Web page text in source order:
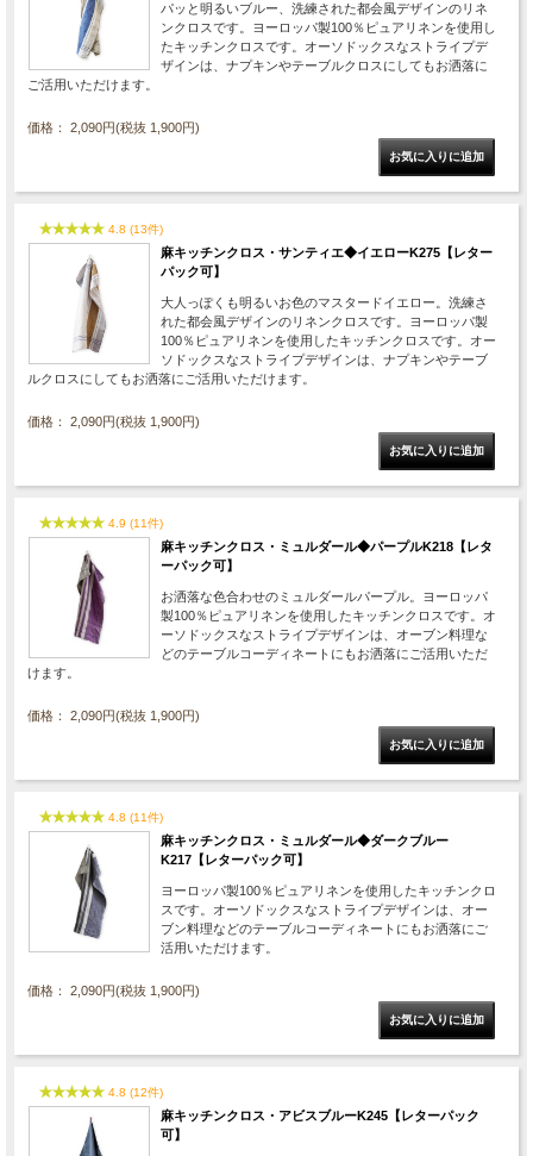
パッと明るいブルー、洗練された都会風デザインのリネ
ンクロスです。ヨーロッパ製100％ピュアリネンを使用し
たキッチンクロスです。オーソドックスなストライプデ
ザインは、ナプキンやテーブルクロスにしてもお洒落に
ご活用いただけます。
価格： 2,090円(税抜 1,900円)
4.8 (13件)
麻キッチンクロス・サンティエ◆イエローK275【レター
パック可】
大人っぽくも明るいお色のマスタードイエロー。洗練さ
れた都会風デザインのリネンクロスです。ヨーロッパ製
100％ピュアリネンを使用したキッチンクロスです。オー
ソドックスなストライプデザインは、ナプキンやテーブ
ルクロスにしてもお洒落にご活用いただけます。
価格： 2,090円(税抜 1,900円)
4.9 (11件)
麻キッチンクロス・ミュルダール◆パープルK218【レタ
ーパック可】
お洒落な色合わせのミュルダールパープル。ヨーロッパ
製100％ピュアリネンを使用したキッチンクロスです。オ
ーソドックスなストライプデザインは、オーブン料理な
どのテーブルコーディネートにもお洒落にご活用いただ
けます。
価格： 2,090円(税抜 1,900円)
4.8 (11件)
麻キッチンクロス・ミュルダール◆ダークブルー
K217【レターパック可】
ヨーロッパ製100％ピュアリネンを使用したキッチンクロ
スです。オーソドックスなストライプデザインは、オー
ブン料理などのテーブルコーディネートにもお洒落にご
活用いただけます。
価格： 2,090円(税抜 1,900円)
4.8 (12件)
麻キッチンクロス・アビスブルーK245【レターパック
可】